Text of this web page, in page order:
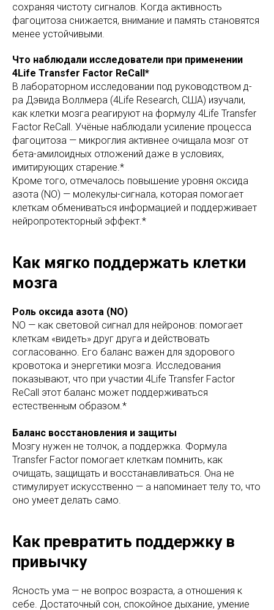
сохраняя чистоту сигналов. Когда активность
фагоцитоза снижается, внимание и память становятся
менее устойчивыми.
Что наблюдали исследователи при применении
4Life Transfer Factor ReCall*
В лабораторном исследовании под руководством д-
ра Дэвида Воллмера (4Life Research, США) изучали,
как клетки мозга реагируют на формулу 4Life Transfer
Factor ReCall. Учёные наблюдали усиление процесса
фагоцитоза — микроглия активнее очищала мозг от
бета-амилоидных отложений даже в условиях,
имитирующих старение.*
Кроме того, отмечалось повышение уровня оксида
азота (NO) — молекулы-сигнала, которая помогает
клеткам обмениваться информацией и поддерживает
нейропротекторный эффект.*
Как мягко поддержать клетки
мозга
Роль оксида азота (NO)
NO — как световой сигнал для нейронов: помогает
клеткам «видеть» друг друга и действовать
согласованно. Его баланс важен для здорового
кровотока и энергетики мозга. Исследования
показывают, что при участии 4Life Transfer Factor
ReCall этот баланс может поддерживаться
естественным образом.*
Баланс восстановления и защиты
Мозгу нужен не толчок, а поддержка. Формула
Transfer Factor помогает клеткам помнить, как
очищать, защищать и восстанавливаться. Она не
стимулирует искусственно — а напоминает телу то, что
оно умеет делать само.
Как превратить поддержку в
привычку
Ясность ума — не вопрос возраста, а отношения к
себе. Достаточный сон, спокойное дыхание, умение